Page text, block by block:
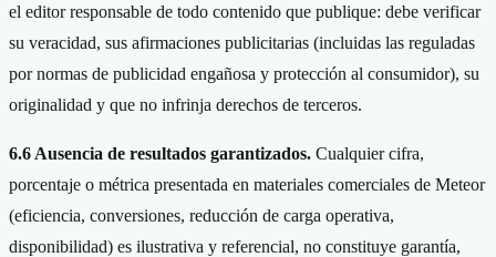
el editor responsable de todo contenido que publique: debe verificar
su veracidad, sus afirmaciones publicitarias (incluidas las reguladas
por normas de publicidad engañosa y protección al consumidor), su
originalidad y que no infrinja derechos de terceros.
6.6 Ausencia de resultados garantizados. Cualquier cifra,
porcentaje o métrica presentada en materiales comerciales de Meteor
(eficiencia, conversiones, reducción de carga operativa,
disponibilidad) es ilustrativa y referencial, no constituye garantía,